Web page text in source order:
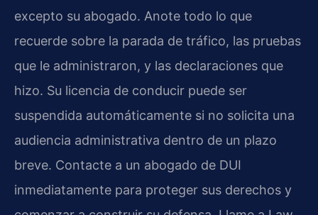
excepto su abogado. Anote todo lo que
recuerde sobre la parada de tráfico, las pruebas
que le administraron, y las declaraciones que
hizo. Su licencia de conducir puede ser
suspendida automáticamente si no solicita una
audiencia administrativa dentro de un plazo
breve. Contacte a un abogado de DUI
inmediatamente para proteger sus derechos y